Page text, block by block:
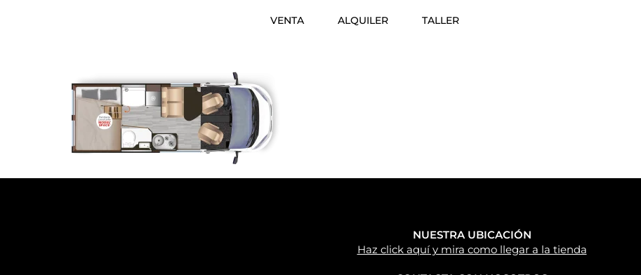
VENTA ALQUILER TALLER
NUESTRA UBICACIÓN
Haz click aquí y mira como llegar a la tienda